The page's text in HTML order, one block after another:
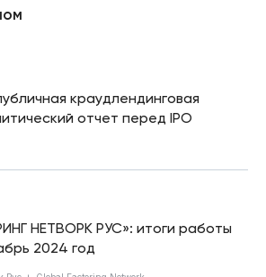
краудлендинговая
отчет перед IPO
НЕТВОРК РУС»: итоги работы
2024 год